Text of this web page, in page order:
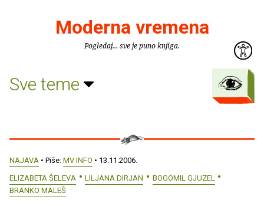
Moderna vremena
Pogledaj... sve je puno knjiga.
Sve teme
NAJAVA • Piše: MV INFO • 13.11.2006.
ELIZABETA ŠELEVA
LILJANA DIRJAN
BOGOMIL GJUZEL
BRANKO MALEŠ